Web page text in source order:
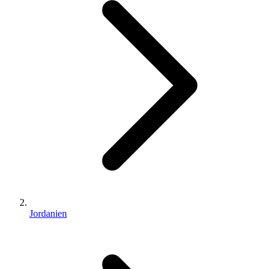
Jordanien